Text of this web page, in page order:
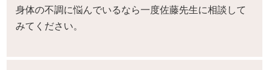
身体の不調に悩んでいるなら一度佐藤先生に相談して
みてください。